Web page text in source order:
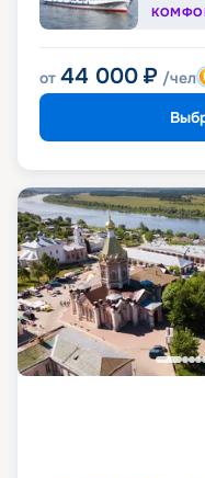
от 44 000 ₽ /чел